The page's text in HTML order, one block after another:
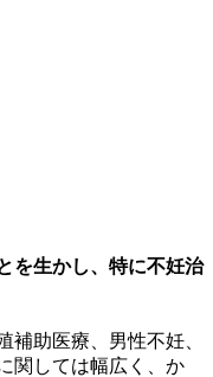
を生かし、特に不妊治
補助医療、男性不妊、
関しては幅広く、か